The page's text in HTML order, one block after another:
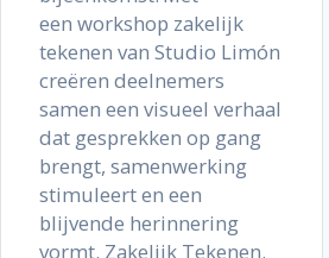
een workshop zakelijk
tekenen van Studio Limón
creëren deelnemers
samen een visueel verhaal
dat gesprekken op gang
brengt, samenwerking
stimuleert en een
blijvende herinnering
vormt. Zakelijk Tekenen.